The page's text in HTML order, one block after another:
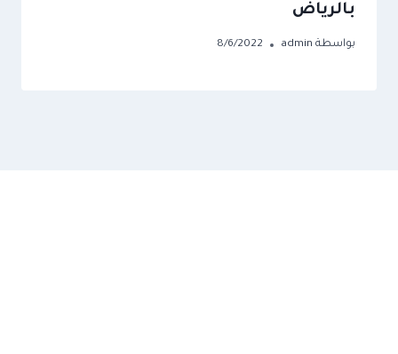
بالرياض
بواسطة admin
8/6/2022